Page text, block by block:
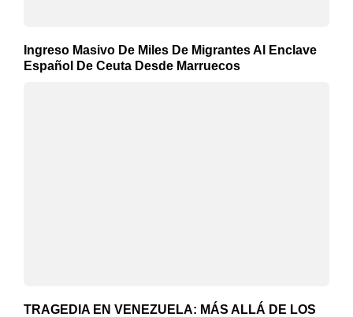
Ingreso Masivo De Miles De Migrantes Al Enclave
Español De Ceuta Desde Marruecos
TRAGEDIA EN VENEZUELA: MÁS ALLÁ DE LOS